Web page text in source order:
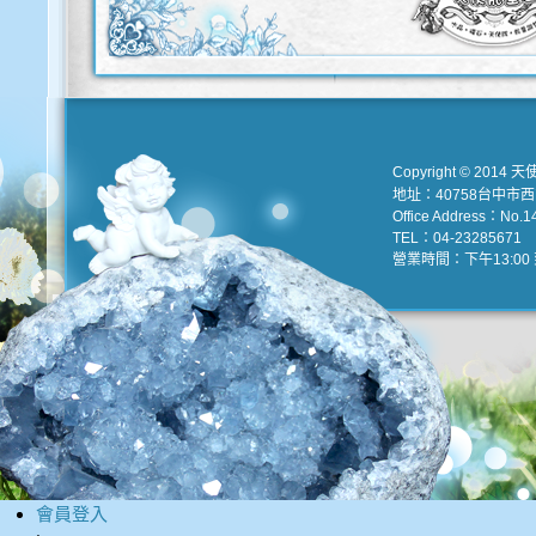
Copyright © 2014 天
地址：40758台中市
Office Address：
TEL：04-23285671
營業時間：下午13:00
會員登入